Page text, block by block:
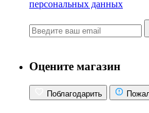
персональных данных
Оцените магазин
Поблагодарить